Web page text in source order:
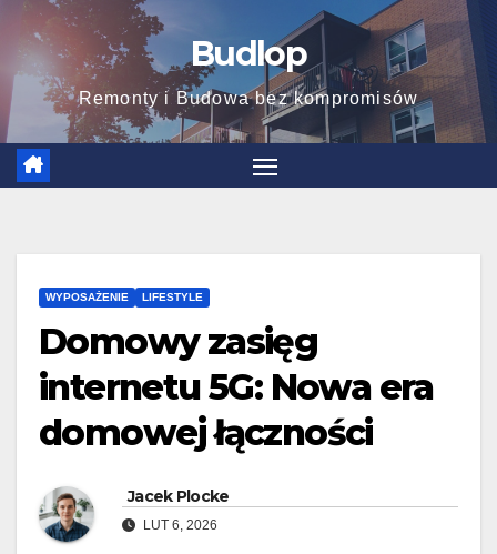
content
Budlop
Remonty i Budowa bez kompromisów
WYPOSAŻENIE LIFESTYLE
Domowy zasięg
internetu 5G: Nowa era
domowej łączności
Jacek Plocke
LUT 6, 2026